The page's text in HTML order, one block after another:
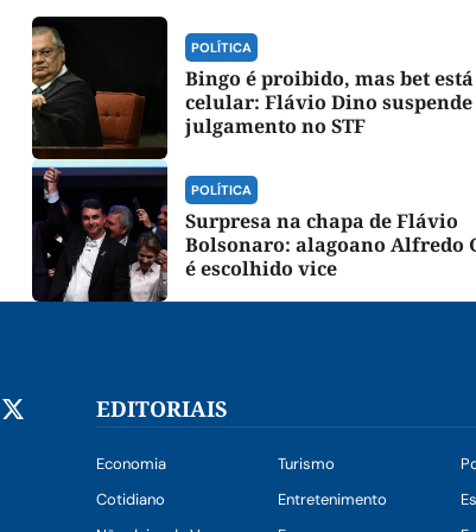
POLÍTICA
Bingo é proibido, mas bet
celular: Flávio Dino suspende
julgamento no STF
POLÍTICA
Surpresa na chapa de Flávio
Bolsonaro: alagoano Alfredo
é escolhido vice
EDITORIAIS
Economia Turismo
Cotidiano
Entretenimento